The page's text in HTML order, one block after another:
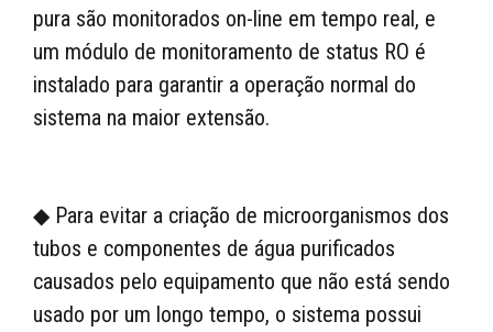
pura são monitorados on-line em tempo real, e
um módulo de monitoramento de status RO é
instalado para garantir a operação normal do
sistema na maior extensão.
◆ Para evitar a criação de microorganismos dos
tubos e componentes de água purificados
causados ​​pelo equipamento que não está sendo
usado por um longo tempo, o sistema possui